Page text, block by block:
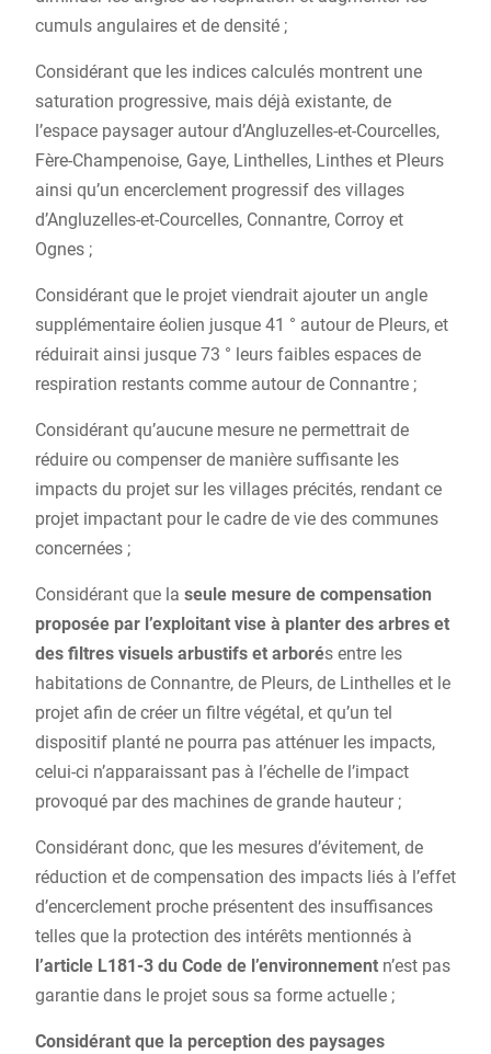
cumuls angulaires et de densité ;
Considérant que les indices calculés montrent une
saturation progressive, mais déjà existante, de
l’espace paysager autour d’Angluzelles-et-Courcelles,
Fère-Champenoise, Gaye, Linthelles, Linthes et Pleurs
ainsi qu’un encerclement progressif des villages
d’Angluzelles-et-Courcelles, Connantre, Corroy et
Ognes ;
Considérant que le projet viendrait ajouter un angle
supplémentaire éolien jusque 41 ° autour de Pleurs, et
réduirait ainsi jusque 73 ° leurs faibles espaces de
respiration restants comme autour de Connantre ;
Considérant qu’aucune mesure ne permettrait de
réduire ou compenser de manière suffisante les
impacts du projet sur les villages précités, rendant ce
projet impactant pour le cadre de vie des communes
concernées ;
Considérant que la seule mesure de compensation
proposée par l’exploitant vise à planter des arbres et
des filtres visuels arbustifs et arborés entre les
habitations de Connantre, de Pleurs, de Linthelles et le
projet afin de créer un filtre végétal, et qu’un tel
dispositif planté ne pourra pas atténuer les impacts,
celui-ci n’apparaissant pas à l’échelle de l’impact
provoqué par des machines de grande hauteur ;
Considérant donc, que les mesures d’évitement, de
réduction et de compensation des impacts liés à l’effet
d’encerclement proche présentent des insuffisances
telles que la protection des intérêts mentionnés à
l’article L181-3 du Code de l’environnementn’est pas
garantie dans le projet sous sa forme actuelle ;
Considérant que la perception des paysages